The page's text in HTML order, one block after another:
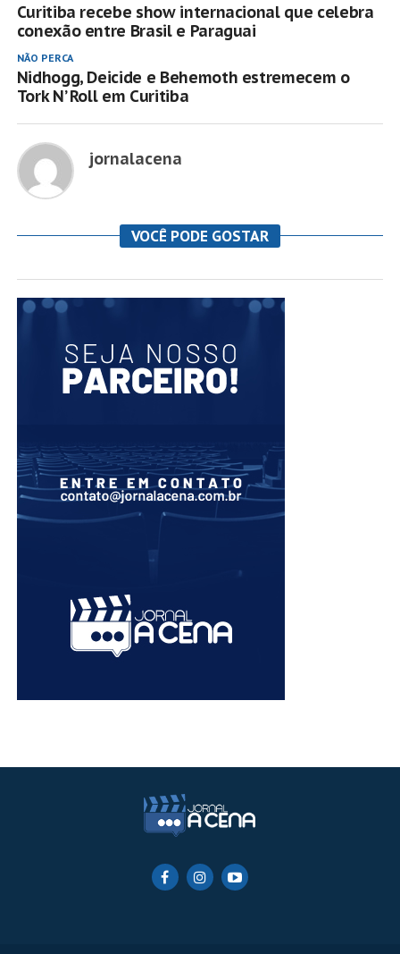
Curitiba recebe show internacional que celebra
conexão entre Brasil e Paraguai
NÃO PERCA
Nidhogg, Deicide e Behemoth estremecem o
Tork N’ Roll em Curitiba
jornalacena
VOCÊ PODE GOSTAR